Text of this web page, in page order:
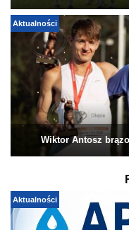
Aktualności
Wiktor Antosz
Aktualności